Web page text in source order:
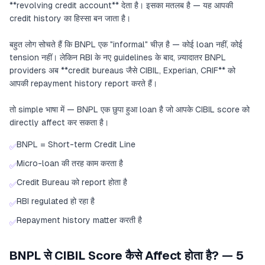
**revolving credit account** देता है। इसका मतलब है — यह आपकी
credit history का हिस्सा बन जाता है।
बहुत लोग सोचते हैं कि BNPL एक "informal" चीज़ है — कोई loan नहीं, कोई
tension नहीं। लेकिन RBI के नए guidelines के बाद, ज़्यादातर BNPL
providers अब **credit bureaus जैसे CIBIL, Experian, CRIF** को
आपकी repayment history report करते हैं।
तो simple भाषा में — BNPL एक छुपा हुआ loan है जो आपके CIBIL score को
directly affect कर सकता है।
✅BNPL = Short-term Credit Line
✅Micro-loan की तरह काम करता है
✅Credit Bureau को report होता है
✅RBI regulated हो रहा है
✅Repayment history matter करती है
BNPL से CIBIL Score कैसे Affect होता है? — 5